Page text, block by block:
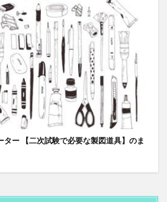
ター 【二次試験で必要な製図道具】のま